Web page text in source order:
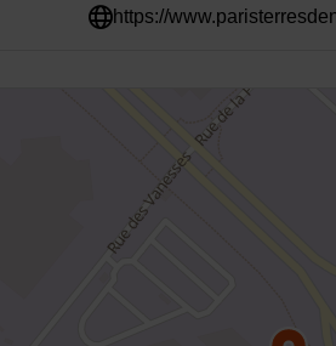
https://